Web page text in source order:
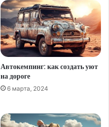
Автокемпинг: как создать уют
на дороге
6 марта, 2024